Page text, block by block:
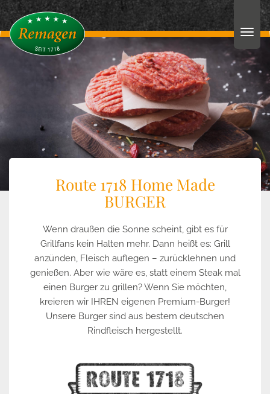
Route 1718 Home Made
BURGER
Wenn draußen die Sonne scheint, gibt es für
Grillfans kein Halten mehr. Dann heißt es: Grill
anzünden, Fleisch auflegen – zurücklehnen und
genießen. Aber wie wäre es, statt einem Steak mal
einen Burger zu grillen? Wenn Sie möchten,
kreieren wir IHREN eigenen Premium-Burger!
Unsere Burger sind aus bestem deutschen
Rindfleisch hergestellt.